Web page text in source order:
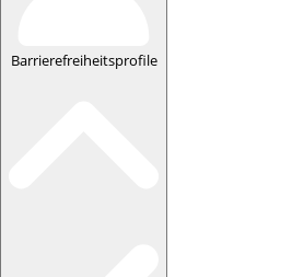
Barrierefreiheitsprofile